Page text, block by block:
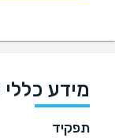
מידע כללי
תפקיד